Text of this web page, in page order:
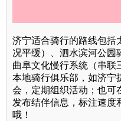
济宁适合骑行的路线包括
况平缓）、泗水滨河公园
曲阜文化慢行系统（串联
本地骑行俱乐部，如济宁
会，定期组织活动；也可
发布结伴信息，标注速度
哦！